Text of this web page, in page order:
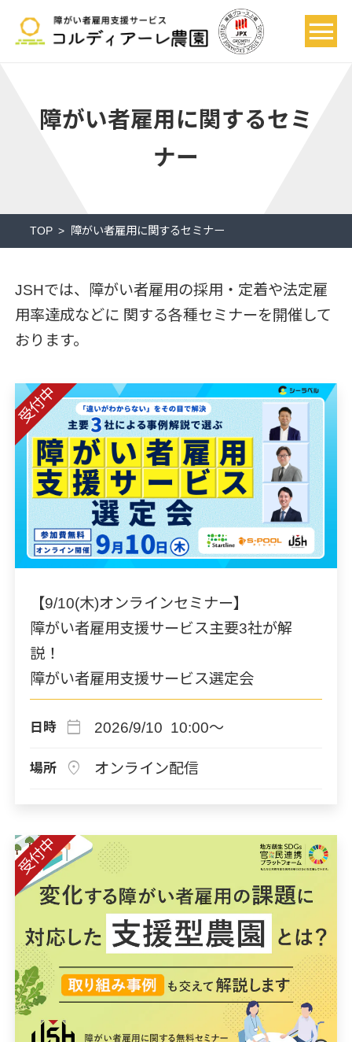
障がい者雇用に関するセミ
ナー
TOP 障がい者雇用に関するセミナー
JSHでは、障がい者雇用の採用・定着や法定雇
用率達成などに 関する各種セミナーを開催して
おります。
受付中
【9/10(木)オンラインセミナー】
障がい者雇用支援サービス主要3社が解
説！
障がい者雇用支援サービス選定会
日時 calendar_today 2026/9/10 10:00～
場所 location_on オンライン配信
受付中